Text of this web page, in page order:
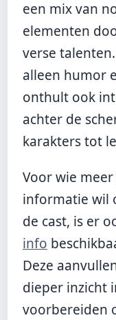
een mix van
elementen
verse
alleen humor
onthult ook
achter de
karakters tot
Voor wie
informatie wil
de cast, is er
info
Deze
dieper inzicht
voorbereiden